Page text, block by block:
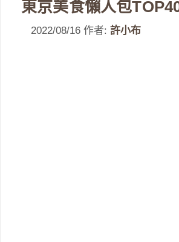
東京美食懶人包
2022/08/16 作者: 許小布